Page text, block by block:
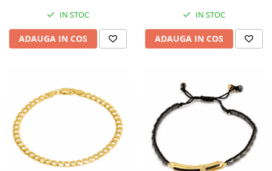
IN STOC
ADAUGA IN COS
IN STOC
ADAUGA IN COS